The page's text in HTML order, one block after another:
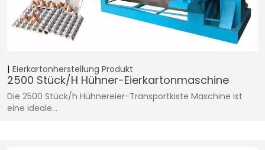
Eierkartonherstellung Produkt
2500 Stück/h Hühner-Eierkartonmaschine
Die 2500 Stück/h Hühnereier-Transportkiste Maschine ist
eine ideale…